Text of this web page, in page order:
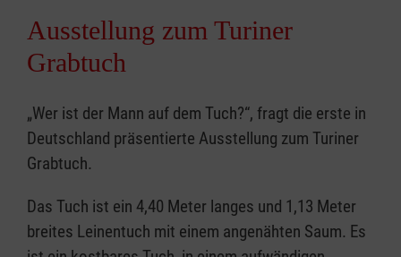
Ausstellung zum Turiner
Grabtuch
„Wer ist der Mann auf dem Tuch?“, fragt die erste in
Deutschland präsentierte Ausstellung zum Turiner
Grabtuch.
Das Tuch ist ein 4,40 Meter langes und 1,13 Meter
breites Leinentuch mit einem angenähten Saum. Es